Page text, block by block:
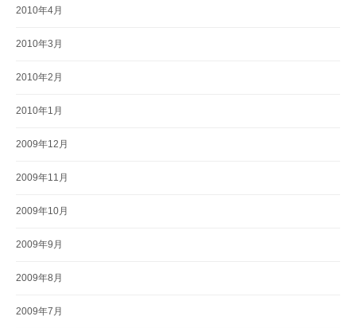
2010年4月
2010年3月
2010年2月
2010年1月
2009年12月
2009年11月
2009年10月
2009年9月
2009年8月
2009年7月